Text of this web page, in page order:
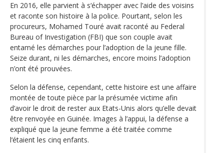
En 2016, elle parvient à s‘échapper avec l’aide des voisins
et raconte son histoire à la police. Pourtant, selon les
procureurs, Mohamed Touré avait raconté au Federal
Bureau of Investigation (FBI) que son couple avait
entamé les démarches pour l’adoption de la jeune fille.
Seize durant, ni les démarches, encore moins l’adoption
n’ont été prouvées.
Selon la défense, cependant, cette histoire est une affaire
montée de toute pièce par la présumée victime afin
d’avoir le droit de rester aux Etats-Unis alors qu’elle devait
être renvoyée en Guinée. Images à l’appui, la défense a
expliqué que la jeune femme a été traitée comme
l‘étaient les cinq enfants.